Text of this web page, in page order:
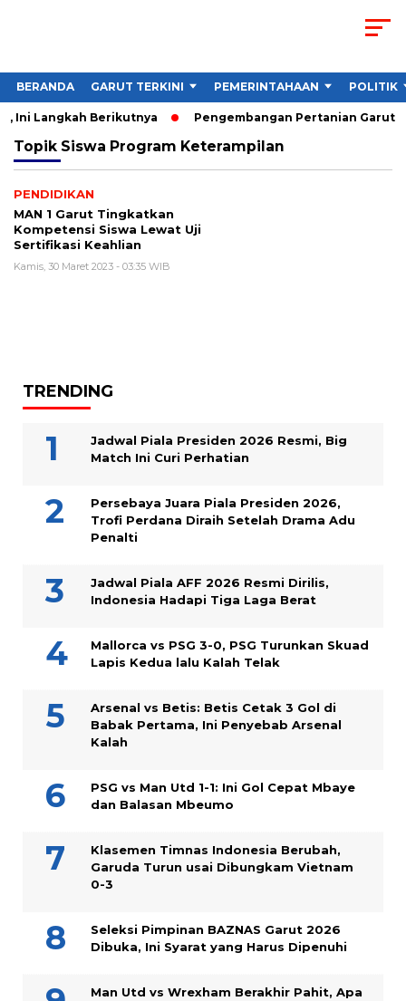
BERANDA GARUT TERKINI PEMERINTAHAAN POLITIK
Ini Langkah Berikutnya Pengembangan Pertanian Garut
Topik Siswa Program Keterampilan
PENDIDIKAN
MAN 1 Garut Tingkatkan
Kompetensi Siswa Lewat Uji
Sertifikasi Keahlian
Kamis, 30 Maret 2023 - 03:35 WIB
TRENDING
Jadwal Piala Presiden 2026 Resmi, Big
Match Ini Curi Perhatian
Persebaya Juara Piala Presiden 2026,
Trofi Perdana Diraih Setelah Drama Adu
Penalti
Jadwal Piala AFF 2026 Resmi Dirilis,
Indonesia Hadapi Tiga Laga Berat
Mallorca vs PSG 3-0, PSG Turunkan Skuad
Lapis Kedua lalu Kalah Telak
Arsenal vs Betis: Betis Cetak 3 Gol di
Babak Pertama, Ini Penyebab Arsenal
Kalah
PSG vs Man Utd 1-1: Ini Gol Cepat Mbaye
dan Balasan Mbeumo
Klasemen Timnas Indonesia Berubah,
Garuda Turun usai Dibungkam Vietnam
0-3
Seleksi Pimpinan BAZNAS Garut 2026
Dibuka, Ini Syarat yang Harus Dipenuhi
Man Utd vs Wrexham Berakhir Pahit, Apa